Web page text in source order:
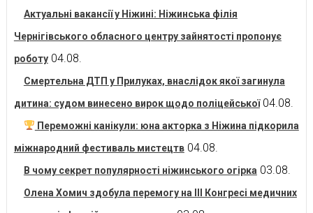
Актуальні вакансії у Ніжині: Ніжинська філія
Чернігівського обласного центру зайнятості пропонує
роботу 04.08.
Смертельна ДТП у Прилуках, внаслідок якої загинула
дитина: судом винесено вирок щодо поліцейської 04.08.
Переможні канікули: юна акторка з Ніжина підкорила
міжнародний фестиваль мистецтв 04.08.
В чому секрет популярності ніжинського огірка 03.08.
Олена Хомич здобула перемогу на ІІІ Конгресі медичних